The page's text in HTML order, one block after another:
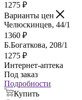
1275 ₽
Варианты цен
Челюскинцев, 44/1
1360 ₽
Б.Богаткова, 208/1
1275 ₽
Интернет-аптека
Под заказ
Подробности
Купить